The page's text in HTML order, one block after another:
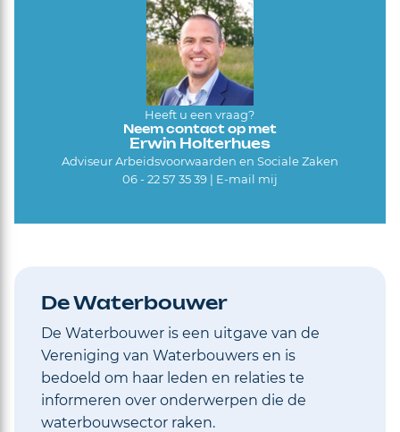
Heeft u een vraag?
Neem contact op met
Erwin Holterhues
Adviseur Arbeidsvoorwaarden en Sociale Zaken
06 - 22 57 35 39 | E-mail mij
De Waterbouwer
De Waterbouwer is een uitgave van de
Vereniging van Waterbouwers en is
bedoeld om haar leden en relaties te
informeren over onderwerpen die de
waterbouwsector raken.